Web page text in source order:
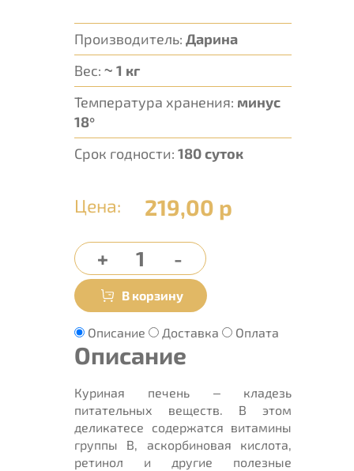
Производитель: Дарина
Вес: ~ 1 кг
Температура хранения: минус
18°
Срок годности: 180 суток
Цена: 219,00 р
Описание Доставка Оплата
Описание
Куриная печень – кладезь
питательных веществ. В этом
деликатесе содержатся витамины
группы В, аскорбиновая кислота,
ретинол и другие полезные